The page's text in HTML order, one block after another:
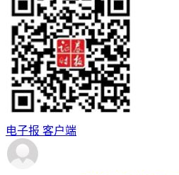
电子报 客户端